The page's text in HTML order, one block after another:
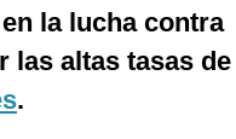
la lucha contra
las altas tasas de
.